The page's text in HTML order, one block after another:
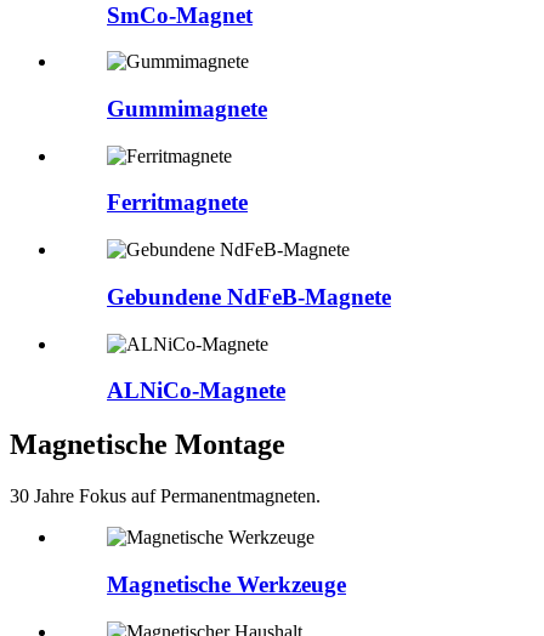
SmCo-Magnet
Gummimagnete
Ferritmagnete
Gebundene NdFeB-Magnete
ALNiCo-Magnete
Magnetische Montage
30 Jahre Fokus auf Permanentmagneten.
Magnetische Werkzeuge